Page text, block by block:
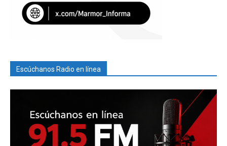
Escúchanos Radio en línea